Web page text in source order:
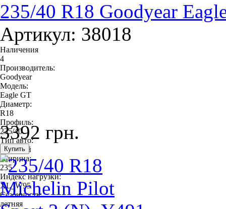
235/40 R18 Goodyear
Артикул: 38018
Наличения
4
Производитель:
Goodyear
Модель:
Eagle GT
Диаметр:
R18
Профиль:
235/40
Тип авто:
легковой
Ширина:
235
Индекс нагрузки:
XL_W95
Сезонность:
летняя
3392 грн.